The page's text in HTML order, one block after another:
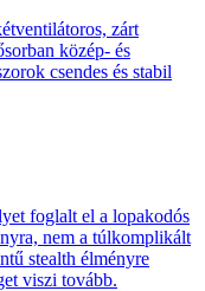
zárt
közép- és
csendes és stabil
foglalt el a lopakodós
nem a túlkomplikált
stealth élményre
viszi tovább.